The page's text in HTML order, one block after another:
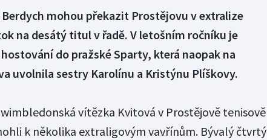
mohou překazit Prostějovu v extralize
na desátý titul v řadě. V letošním ročníku je
do pražské Sparty, která naopak na
uvolnila sestry Karolínu a Kristýnu Plíškovy.
vítězka Kvitová v Prostějově tenisově
k několika extraligovým vavřínům. Bývalý čtvrtý